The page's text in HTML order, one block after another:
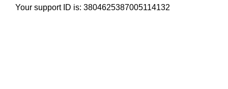
Your support ID is: 3804625387005114132